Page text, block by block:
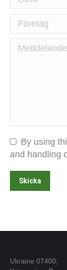
Företag
Meddelande
By using
and handling
Skicka
Ukraine 07400;